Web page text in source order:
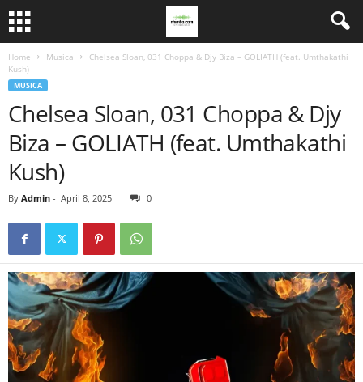
Home Musica
Chelsea Sloan, 031 Choppa & Djy Biza – GOLIATH (feat. Umthakathi
Kush)
MUSICA
Chelsea Sloan, 031 Choppa & Djy
Biza – GOLIATH (feat. Umthakathi
Kush)
By Admin - April 8, 2025 0